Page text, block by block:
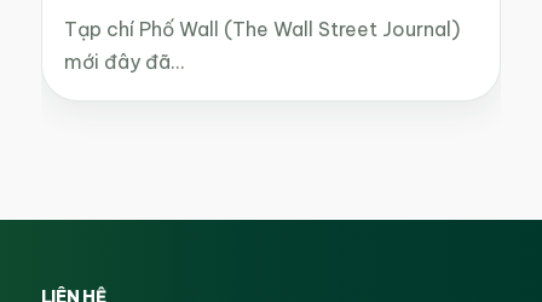
Tạp chí Phố Wall (The Wall Street Journal)
mới đây đã…
LIÊN HỆ